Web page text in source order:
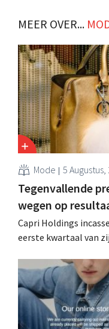
klanten. .
MEER OVER...
Mode 5 Augustus,
Tegenvallende
wegen op
Capri Holdings
eerste kwartaal van
Kors, ondanks sterke